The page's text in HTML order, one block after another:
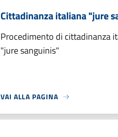
Cittadinanza italiana "jure
Procedimento di cittadinanza
"jure sanguinis"
VAI ALLA PAGINA